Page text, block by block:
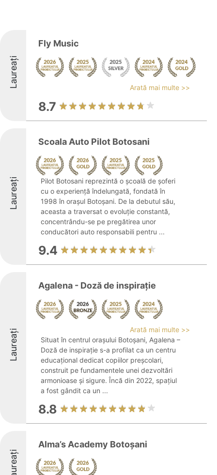
Laureați
Fly Music
Arată mai multe >>
8.7
Laureați
Scoala Auto Pilot Botosani
Pilot Botosani reprezintă o școală de șoferi
cu o experiență îndelungată, fondată în
1998 în orașul Botoșani. De la debutul său,
aceasta a traversat o evoluție constantă,
concentrându-se pe pregătirea unor
conducători auto responsabili pentru ...
9.4
Laureați
Agalena - Doză de inspirație
Arată mai multe >>
Situat în centrul orașului Botoșani, Agalena –
Doză de inspirație s-a profilat ca un centru
educațional dedicat copiilor preșcolari,
construit pe fundamentele unei dezvoltări
armonioase și sigure. Încă din 2022, spațiul
a fost gândit ca un ...
8.8
Laureați
Alma’s Academy Botoșani